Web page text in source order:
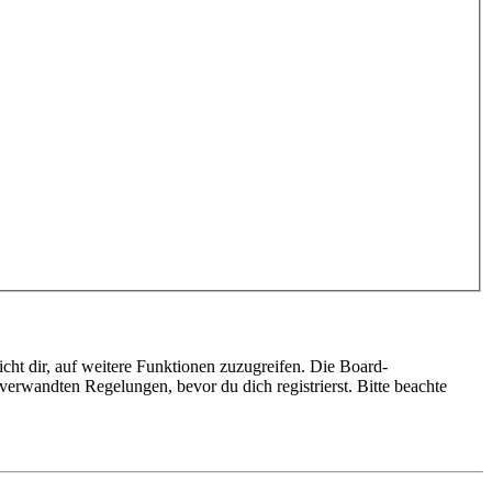
dir, auf weitere Funktionen zuzugreifen. Die Board-
Regelungen, bevor du dich registrierst. Bitte beachte